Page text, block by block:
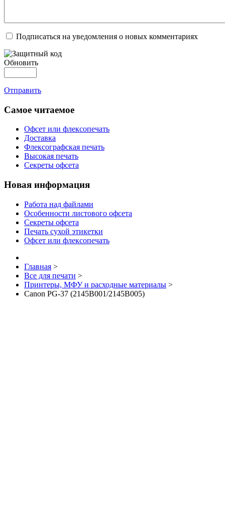
Подписаться на уведомления о новых комментариях
Обновить
Отправить
Самое читаемое
Офсет или флексопечать
Доставка
Флексографская печать
Высокая печать
Секреты офсета
Новая информация
Работа над файлами
Особенности листового офсета
Секреты офсета
Печать сухой этикетки
Офсет или флексопечать
Главная >
Все для печати >
Принтеры, МФУ и расходные материалы >
Canon PG-37 (2145B001/2145B005)